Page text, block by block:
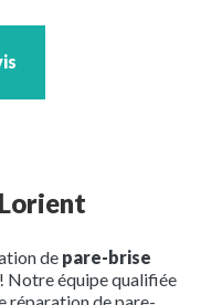
de pare-brise
Notre équipe qualifiée